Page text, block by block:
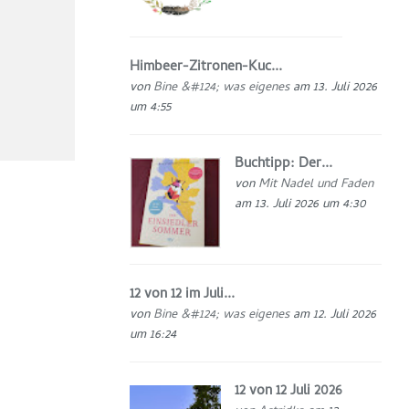
Himbeer-Zitronen-Kuc...
vonBine &#124; was eigenesam 13. Juli 2026
um 4:55
Buchtipp: Der...
vonMit Nadel und Faden
am 13. Juli 2026 um 4:30
12 von 12 im Juli...
vonBine &#124; was eigenesam 12. Juli 2026
um 16:24
12 von 12 Juli 2026